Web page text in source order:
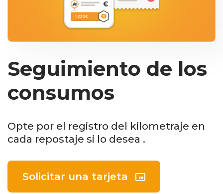
Seguimiento de los
consumos
Opte por el registro del kilometraje en
cada repostaje si lo desea .
Solicitar una tarjeta